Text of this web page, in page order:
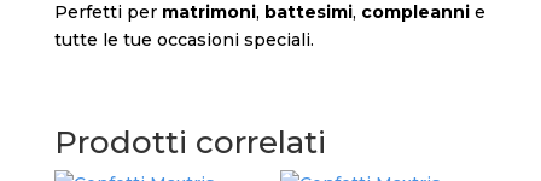
Perfetti per matrimoni, battesimi, compleannie
tutte le tue occasioni speciali.
Prodotti correlati